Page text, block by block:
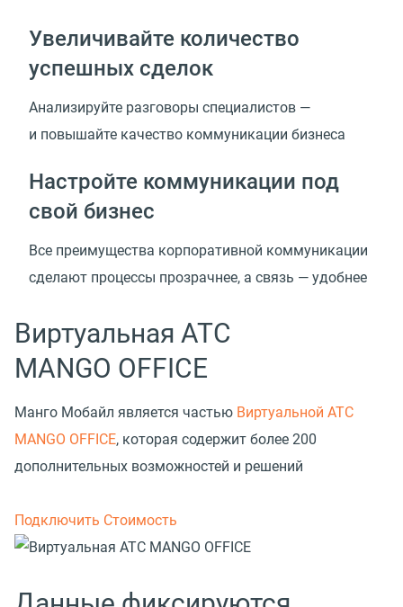
Увеличивайте количество
успешных сделок
Анализируйте разговоры специалистов —
и повышайте качество коммуникации бизнеса
Настройте коммуникации под
свой бизнес
Все преимущества корпоративной коммуникации
сделают процессы прозрачнее, а связь — удобнее
Виртуальная АТС
MANGO OFFICE
Манго Мобайл является частью Виртуальной АТС
MANGO OFFICE, которая содержит более 200
дополнительных возможностей и решений
Подключить Стоимость